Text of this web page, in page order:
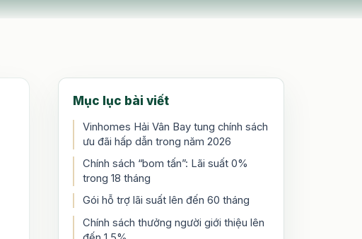
Mục lục bài viết
Vinhomes Hải Vân Bay tung chính sách
ưu đãi hấp dẫn trong năm 2026
Chính sách “bom tấn”: Lãi suất 0%
trong 18 tháng
Gói hỗ trợ lãi suất lên đến 60 tháng
Chính sách thưởng người giới thiệu lên